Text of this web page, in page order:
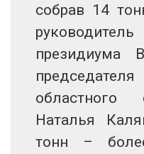
собрав 14
президиума
областного
Наталья
тонн –